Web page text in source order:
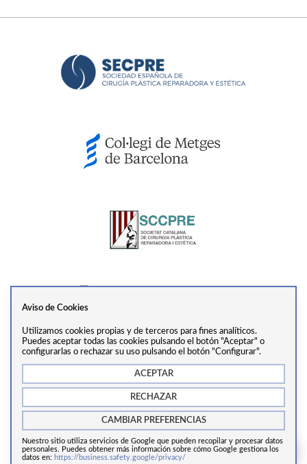
Ver perfil
+34 938 55 31 68
281, 2ª Planta, 08017, Barcelona
Copyrights © 2024 Cirugía estética Barcelona.
Aviso legal / Política de cookies / Política de privacidad
Aviso de Cookies
Utilizamos cookies propias y de terceros para fines analíticos.
Puedes aceptar todas las cookies pulsando el botón "Aceptar" o
configurarlas o rechazar su uso pulsando el botón "Configurar".
Nuestro sitio utiliza servicios de Google que pueden recopilar y procesar datos
personales. Puedes obtener más información sobre cómo Google gestiona los
datos en: https://business.safety.google/privacy/
ACEPTAR
RECHAZAR
CAMBIAR PREFERENCIAS